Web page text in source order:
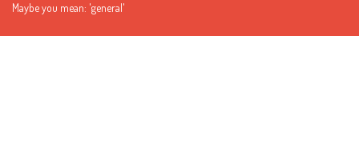
Maybe you mean: 'general'